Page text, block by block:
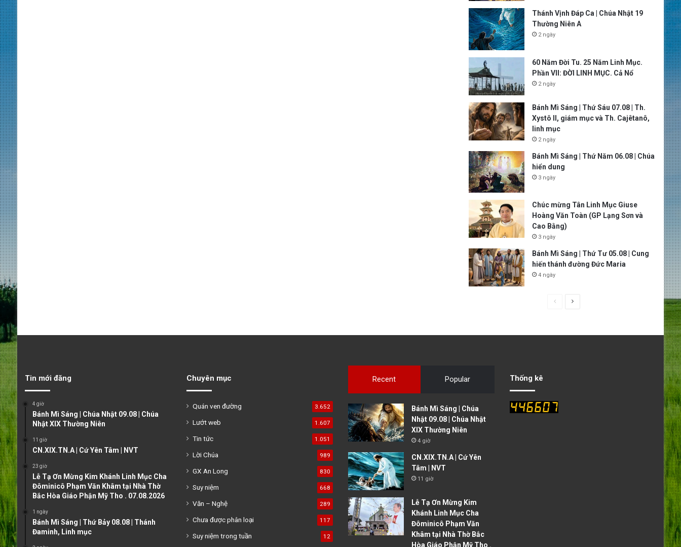
Thánh Vịnh Đáp Ca | Chúa Nhật 19
Thường Niên A
2 ngày
60 Năm Đời Tu. 25 Năm Linh Mục.
Phần VII: ĐỜI LINH MỤC. Cả Nổ
2 ngày
Bánh Mì Sáng | Thứ Sáu 07.08 | Th.
Xystô II, giám mục và Th. Cajêtanô,
linh mục
2 ngày
Bánh Mì Sáng | Thứ Năm 06.08 | Chúa
hiển dung
3 ngày
Chúc mừng Tân Linh Mục Giuse
Hoàng Văn Toàn (GP Lạng Sơn và
Cao Bằng)
3 ngày
Bánh Mì Sáng | Thứ Tư 05.08 | Cung
hiến thánh đường Đức Maria
4 ngày
s
p
Tin mới đăng
4 giờ
Bánh Mì Sáng | Chúa Nhật 09.08 | Chúa
Nhật XIX Thường Niên
11 giờ
CN.XIX.TN.A | Cứ Yên Tâm | NVT
23 giờ
Lễ Tạ Ơn Mừng Kim Khánh Linh Mục Cha
Đôminicô Phạm Văn Khâm tại Nhà Thờ
Bắc Hòa Giáo Phận Mỹ Tho . 07.08.2026
1 ngày
Bánh Mì Sáng | Thứ Bảy 08.08 | Thánh
Đaminh, Linh mục
Chuyên mục
Quán ven đường 3.652
Lướt web 1.607
Tin tức 1.051
Lời Chúa 989
GX An Long 830
Suy niệm 668
Văn – Nghệ 289
Chưa được phân loại 117
Suy niệm trong tuần 12
Recent Popular
Bánh Mì Sáng | Chúa
Nhật 09.08 | Chúa Nhật
XIX Thường Niên
4 giờ
CN.XIX.TN.A | Cứ Yên
Tâm | NVT
11 giờ
Lễ Tạ Ơn Mừng Kim
Khánh Linh Mục Cha
Đôminicô Phạm Văn
Khâm tại Nhà Thờ Bắc
Hòa Giáo Phận Mỹ Tho .
Thống kê